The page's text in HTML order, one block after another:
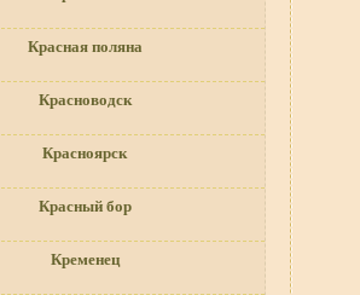
Красная поляна
Красноводск
Красноярск
Красный бор
Кременец